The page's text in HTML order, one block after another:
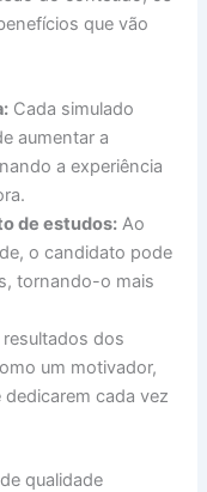
que vão
Cada simulado
aumentar a
a experiência
de estudos: Ao
o candidato pode
tornando-o mais
dos
um motivador,
cada vez
qualidade